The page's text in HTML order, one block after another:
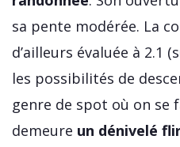
sa pente modérée. La
d’ailleurs évaluée à 2.1
les possibilités de
genre de spot où on se
demeure un dénivelé